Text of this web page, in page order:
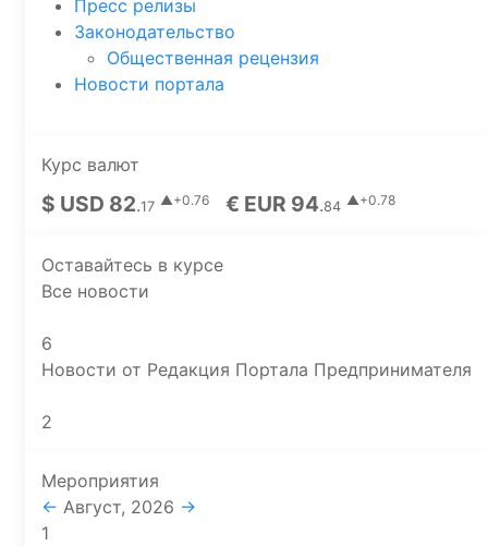
Пресс релизы
Законодательство
Общественная рецензия
Новости портала
Курс валют
$ USD 82.17 ▲+0.76 € EUR 94.84 ▲+0.78
Оставайтесь в курсе
Все новости
6
Новости от Редакция Портала Предпринимателя
2
Мероприятия
← Август, 2026 →
1